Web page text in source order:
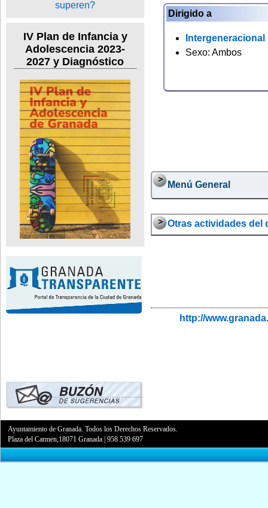
IV Plan de Infancia y
Adolescencia 2023-
2027 y Diagnóstico
Dirigido a
Intergeneracional
Sexo: Ambos
Menú General
Otras actividades del
http://
Ayuntamiento de Granada. Todos los Derechos Reservados.
Plaza del Carmen,18071 Granada |958 539 697